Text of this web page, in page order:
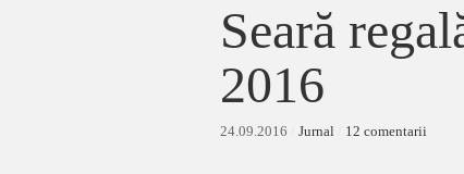
Seară
2016
24.09.2016 Jurnal 12 comentarii